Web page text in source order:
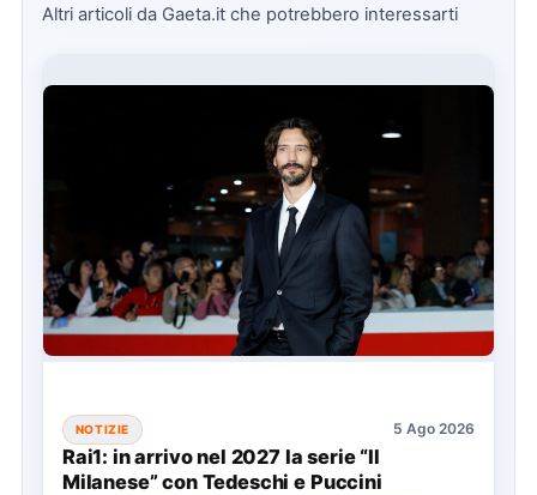
Altri articoli da Gaeta.it che potrebbero interessarti
NOTIZIE 5 Ago 2026
Rai1: in arrivo nel 2027 la serie “Il
Milanese” con Tedeschi e Puccini